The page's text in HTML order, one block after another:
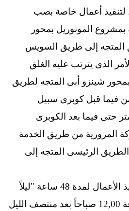
لتنفيذ أعمال خاصة بصب
المونوريل بمحور
المتجه إلى طريق السويس
الذى يترتب عليه الغلق
شينزو أبى المتجه لطريق
فيما قبل كوبرى سبيل
بمسافة 60 متر حتى فيما بعد الكوبرى
المرورية من طريق الخدمة
الرئيسى المتجه إلى
على أن تكون مدة تنفيذ الأعمال لمدة 48 ساعة "ليلاً
ونهاراً" بداية من الساعة 12,00 صباحاً بعد منتصف الليل